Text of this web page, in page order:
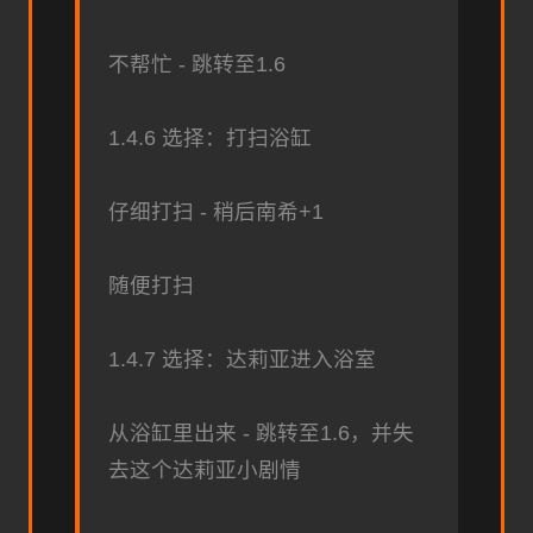
不帮忙 - 跳转至1.6
1.4.6 选择：打扫浴缸
仔细打扫 - 稍后南希+1
随便打扫
1.4.7 选择：达莉亚进入浴室
从浴缸里出来 - 跳转至1.6，并失
去这个达莉亚小剧情